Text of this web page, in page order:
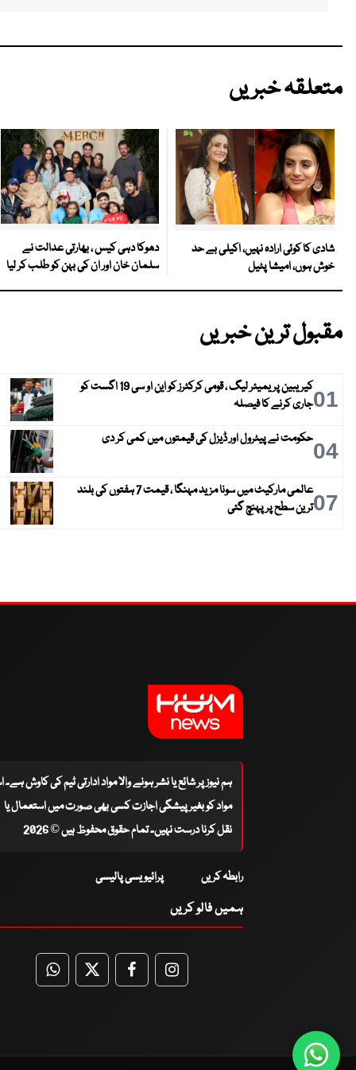
متعلقہ خبریں
شادی کا کوئی ارادہ نہیں، اکیلی بے حد
خوش ہوں، امیشا پٹیل
دھوکا دہی کیس ، بھارتی عدالت نے
سلمان خان اور ان کی بہن کو طلب کر لیا
مقبول ترین خبریں
01
کیریبین پریمیئر لیگ ، قومی کرکٹرز کو این او سی 19 اگست کو
جاری کرنے کا فیصلہ
04حکومت نے پیٹرول اور ڈیزل کی قیمتوں میں کمی کر دی
07
عالمی مارکیٹ میں سونا مزید مہنگا ، قیمت 7 ہفتوں کی بلند
ترین سطح پر پہنچ گئی
ہم نیوز پر شائع یا نشر ہونے والا مواد ادارتی ٹیم کی کاوش
مواد کو بغیر پیشگی اجازت کسی بھی صورت میں استعمال یا
نقل کرنا درست نہیں۔ تمام حقوق محفوظ ہیں © 2026
رابطہ کریں پرائیویسی پالیسی
ہمیں فالو کریں
WhatsApp
TwitterFacebookFacebook